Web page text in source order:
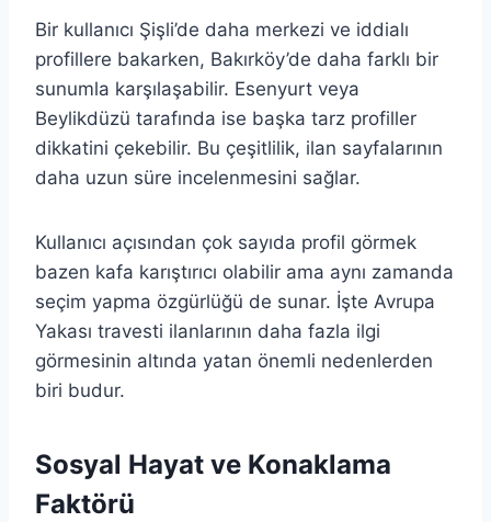
Bir kullanıcı Şişli’de daha merkezi ve iddialı
profillere bakarken, Bakırköy’de daha farklı bir
sunumla karşılaşabilir. Esenyurt veya
Beylikdüzü tarafında ise başka tarz profiller
dikkatini çekebilir. Bu çeşitlilik, ilan sayfalarının
daha uzun süre incelenmesini sağlar.
Kullanıcı açısından çok sayıda profil görmek
bazen kafa karıştırıcı olabilir ama aynı zamanda
seçim yapma özgürlüğü de sunar. İşte Avrupa
Yakası travesti ilanlarının daha fazla ilgi
görmesinin altında yatan önemli nedenlerden
biri budur.
Sosyal Hayat ve Konaklama
Faktörü